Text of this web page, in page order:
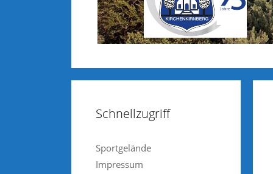
Schnellzugriff
Sportgelände
Impressum